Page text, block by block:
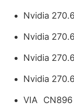
Nvidia
Nvidia
Nvidia
Nvidia
VIA